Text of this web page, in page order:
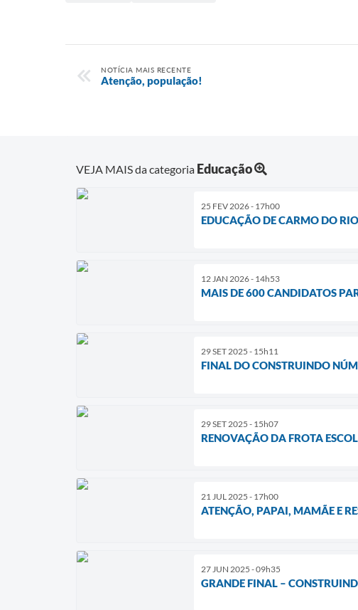
NOTÍCIA MAIS RECENTE
Atenção, população!
VEJA MAIS da categoria Educação
25 FEV 2026 - 17h00
EDUCAÇÃO DE CARMO DO
12 JAN 2026 - 14h53
MAIS DE 600 CANDIDATOS
29 SET 2025 - 15h11
FINAL DO CONSTRUINDO
29 SET 2025 - 15h07
RENOVAÇÃO DA FROTA
21 JUL 2025 - 17h00
ATENÇÃO, PAPAI, MAMÃE E
27 JUN 2025 - 09h35
GRANDE FINAL –